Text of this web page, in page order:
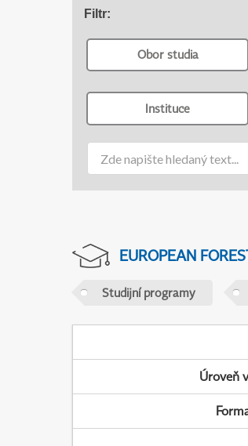
Filtr:
Obor studia
Instituce
EUROPEAN
Studijní programy
Úroveň